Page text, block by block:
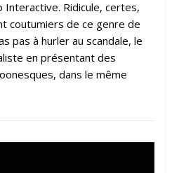
Interactive. Ridicule, certes,
coutumiers de ce genre de
pas à hurler au scandale, le
en présentant des
dans le même